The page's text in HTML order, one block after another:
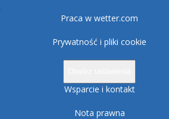
Praca w wetter.com
Prywatność i pliki cookie
Wsparcie i kontakt
Nota prawna